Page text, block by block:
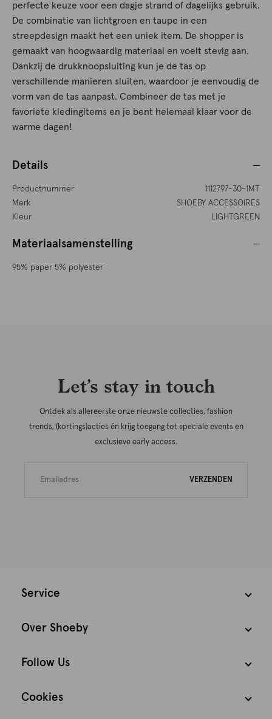
perfecte keuze voor een dagje strand of dagelijks gebruik.
De combinatie van lichtgroen en taupe in een
streepdesign maakt het een uniek item. De shopper is
gemaakt van hoogwaardig materiaal en voelt stevig aan.
Dankzij de drukknoopsluiting kun je de tas op
verschillende manieren sluiten, waardoor je eenvoudig de
vorm van de tas aanpast. Combineer de tas met je
favoriete kledingitems en je bent helemaal klaar voor de
warme dagen!
Details
Productnummer
1112797-30-1MT
Merk
SHOEBY ACCESSOIRES
Kleur
LIGHTGREEN
Materiaalsamenstelling
95% paper 5% polyester
Let’s stay in touch
Ontdek als allereerste onze nieuwste collecties, fashion
trends, (kortings)acties én krijg toegang tot speciale events en
exclusieve early access.
VERZENDEN
Service
Over Shoeby
Follow Us
Cookies